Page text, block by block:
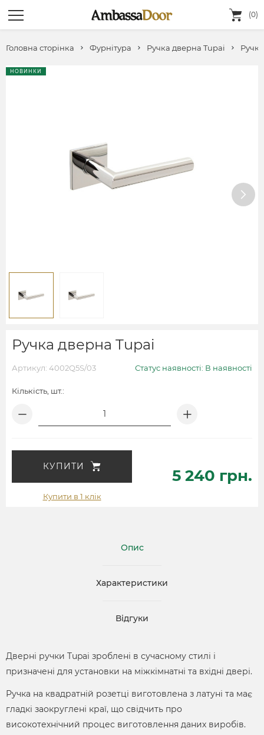
(0)
Головна сторінка Фурнітура Ручка дверна Tupai
НОВИНКИ
Ручка дверна Tupai
Артикул: 4002Q5S/03 Статус наявності: В наявності
Кількість, шт.:
КУПИТИ
Купити в 1 клік
5 240 грн.
Опис
Характеристики
Відгуки
Дверні ручки Tupai зроблені в сучасному стилі і
призначені для установки на міжкімнатні та вхідні двері.
Ручка на квадратній розетці виготовлена з латуні та має
гладкі заокруглені краї, що свідчить про
високотехнічний процес виготовлення даних виробів.